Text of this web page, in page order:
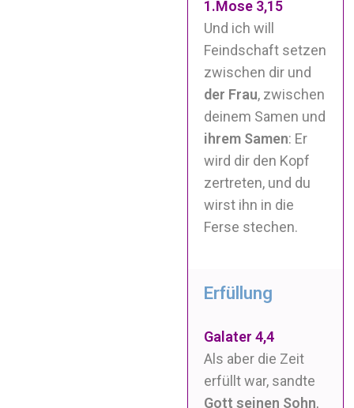
1.Mose 3,15
Und ich will
Feindschaft setzen
zwischen dir und
der Frau, zwischen
deinem Samen und
ihrem Samen: Er
wird dir den Kopf
zertreten, und du
wirst ihn in die
Ferse stechen.
Erfüllung
Galater 4,4
Als aber die Zeit
erfüllt war, sandte
Gott seinen Sohn,